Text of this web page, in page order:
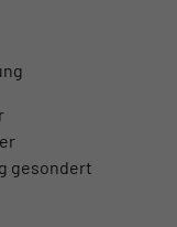
gesondert